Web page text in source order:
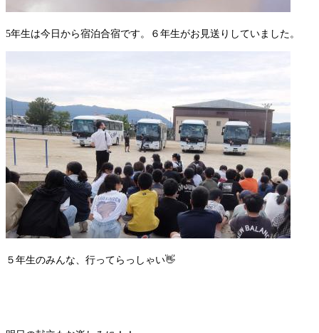
5年生は今日から宿泊合宿です。６年生がお見送りしていました。
５年生のみんな、行ってらっしゃい👋